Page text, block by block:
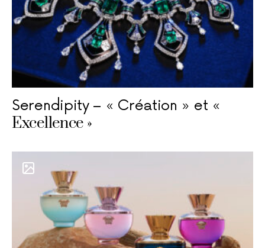
Serendipity – « Création » et «
Excellence »